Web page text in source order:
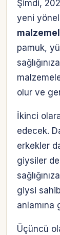
Şimdi,
yeni
pamuk,
olur ve
İkinci
edecek.
erkekler
giysiler
giysi
anlamına
Üçüncü